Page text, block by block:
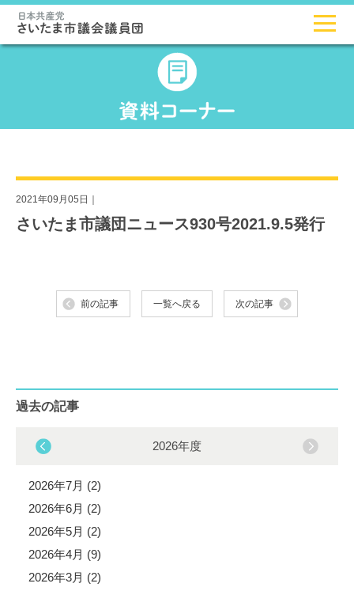
2021年09月05日｜
さいたま市議団ニュース930号2021.9.5発行
前の記事 一覧へ戻る 次の記事
過去の記事
2026年度
2026年7月 (2)
2026年6月 (2)
2026年5月 (2)
2026年4月 (9)
2026年3月 (2)